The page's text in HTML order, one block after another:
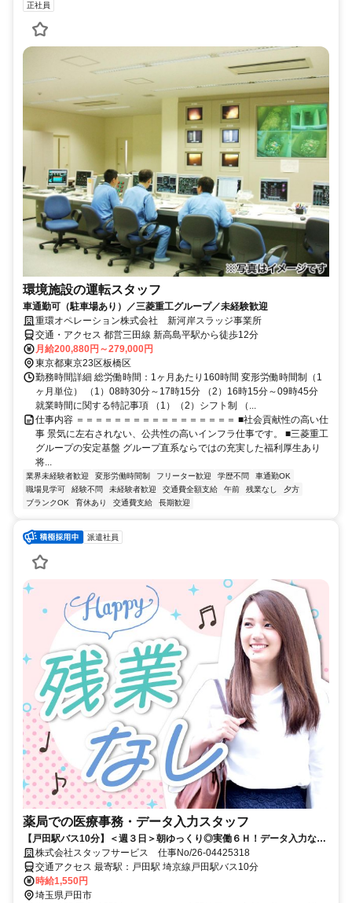
正社員
環境施設の運転スタッフ
車通勤可（駐車場あり）／三菱重工グループ／未経験歓迎
重環オペレーション株式会社 新河岸スラッジ事業所
交通・アクセス 都営三田線 新高島平駅から徒歩12分
月給200,880円～279,000円
東京都東京23区板橋区
勤務時間詳細 総労働時間：1ヶ月あたり160時間 変形労働時間制（1
ヶ月単位） （1）08時30分～17時15分 （2）16時15分～09時45分
就業時間に関する特記事項 （1）（2）シフト制 （...
仕事内容 ＝＝＝＝＝＝＝＝＝＝＝＝＝＝＝＝＝ ■社会貢献性の高い仕
事 景気に左右されない、公共性の高いインフラ仕事です。 ■三菱重工
グループの安定基盤 グループ直系ならではの充実した福利厚生あり
将...
業界未経験者歓迎 変形労働時間制 フリーター歓迎 学歴不問
車通勤OK
職場見学可
経験不問 未経験者歓迎 交通費全額支給 午前 残業なし
夕方
ブランクOK
育休あり 交通費支給 長期歓迎
派遣社員
薬局での医療事務・データ入力スタッフ
【戸田駅バス10分】＜週３日＞朝ゆっくり◎実働６Ｈ！データ入力な
ど！未経験ＯＫ◎
株式会社スタッフサービス 仕事No/26-04425318
交通アクセス 最寄駅：戸田駅 埼京線戸田駅バス10分
時給1,550円
埼玉県戸田市